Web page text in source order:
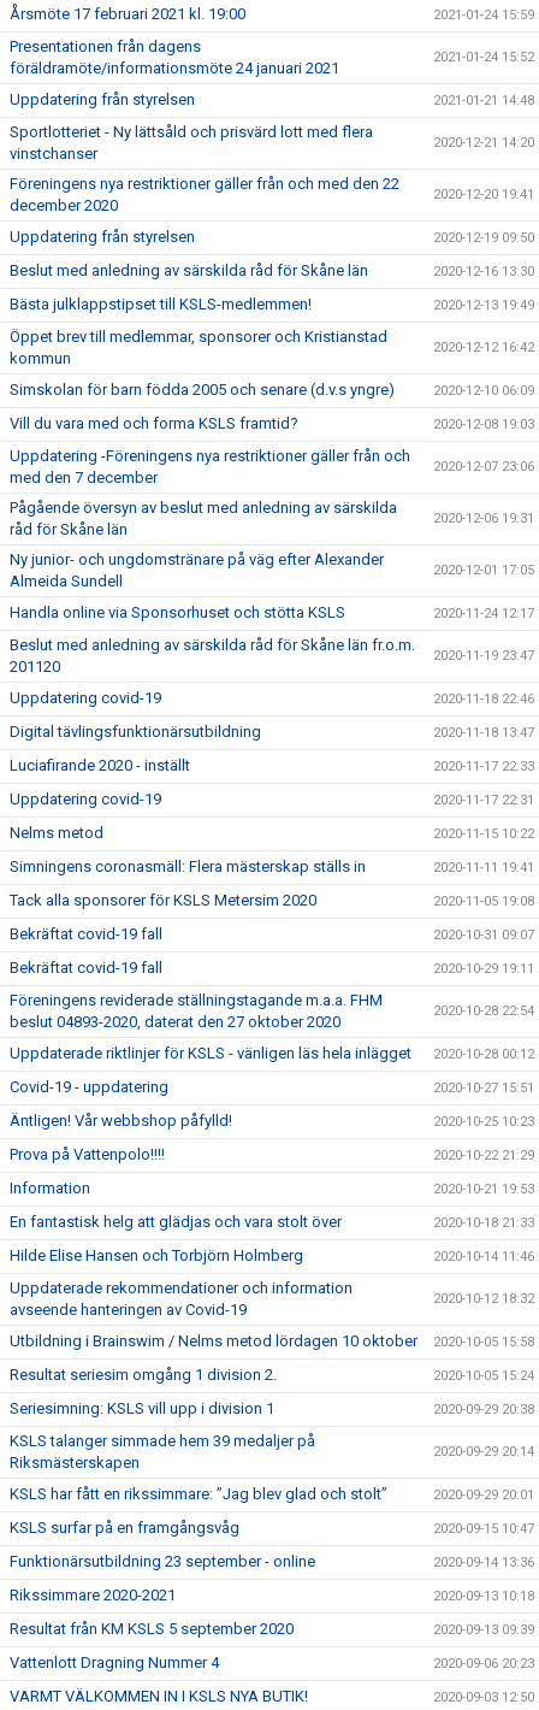
Årsmöte 17 februari 2021 kl. 19:00 2021-01-24 15:59
Presentationen från dagens
föräldramöte/informationsmöte 24 januari 2021
2021-01-24 15:52
Uppdatering från styrelsen 2021-01-21 14:48
Sportlotteriet - Ny lättsåld och prisvärd lott med flera
vinstchanser
2020-12-21 14:20
Föreningens nya restriktioner gäller från och med den 22
december 2020
2020-12-20 19:41
Uppdatering från styrelsen 2020-12-19 09:50
Beslut med anledning av särskilda råd för Skåne län 2020-12-16 13:30
Bästa julklappstipset till KSLS-medlemmen! 2020-12-13 19:49
Öppet brev till medlemmar, sponsorer och Kristianstad
kommun
2020-12-12 16:42
Simskolan för barn födda 2005 och senare (d.v.s yngre) 2020-12-10 06:09
Vill du vara med och forma KSLS framtid? 2020-12-08 19:03
Uppdatering -Föreningens nya restriktioner gäller från och
med den 7 december
2020-12-07 23:06
Pågående översyn av beslut med anledning av särskilda
råd för Skåne län
2020-12-06 19:31
Ny junior- och ungdomstränare på väg efter Alexander
Almeida Sundell
2020-12-01 17:05
Handla online via Sponsorhuset och stötta KSLS 2020-11-24 12:17
Beslut med anledning av särskilda råd för Skåne län fr.o.m.
201120
2020-11-19 23:47
Uppdatering covid-19 2020-11-18 22:46
Digital tävlingsfunktionärsutbildning 2020-11-18 13:47
Luciafirande 2020 - inställt 2020-11-17 22:33
Uppdatering covid-19 2020-11-17 22:31
Nelms metod 2020-11-15 10:22
Simningens coronasmäll: Flera mästerskap ställs in 2020-11-11 19:41
Tack alla sponsorer för KSLS Metersim 2020 2020-11-05 19:08
Bekräftat covid-19 fall 2020-10-31 09:07
Bekräftat covid-19 fall 2020-10-29 19:11
Föreningens reviderade ställningstagande m.a.a. FHM
beslut 04893-2020, daterat den 27 oktober 2020
2020-10-28 22:54
Uppdaterade riktlinjer för KSLS - vänligen läs hela inlägget 2020-10-28 00:12
Covid-19 - uppdatering 2020-10-27 15:51
Äntligen! Vår webbshop påfylld! 2020-10-25 10:23
Prova på Vattenpolo!!!! 2020-10-22 21:29
Information 2020-10-21 19:53
En fantastisk helg att glädjas och vara stolt över 2020-10-18 21:33
Hilde Elise Hansen och Torbjörn Holmberg 2020-10-14 11:46
Uppdaterade rekommendationer och information
avseende hanteringen av Covid-19
2020-10-12 18:32
Utbildning i Brainswim / Nelms metod lördagen 10 oktober 2020-10-05 15:58
Resultat seriesim omgång 1 division 2. 2020-10-05 15:24
Seriesimning: KSLS vill upp i division 1 2020-09-29 20:38
KSLS talanger simmade hem 39 medaljer på
Riksmästerskapen
2020-09-29 20:14
KSLS har fått en rikssimmare: ”Jag blev glad och stolt” 2020-09-29 20:01
KSLS surfar på en framgångsvåg 2020-09-15 10:47
Funktionärsutbildning 23 september - online 2020-09-14 13:36
Rikssimmare 2020-2021 2020-09-13 10:18
Resultat från KM KSLS 5 september 2020 2020-09-13 09:39
Vattenlott Dragning Nummer 4 2020-09-06 20:23
VARMT VÄLKOMMEN IN I KSLS NYA BUTIK! 2020-09-03 12:50